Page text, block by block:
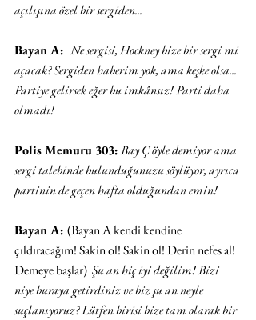
açılışına özel bir sergiden...
Bayan A: Ne sergisi, Hockney bize bir sergi mi
açacak? Sergiden haberim yok, ama keşke olsa...
Partiye gelirsek eğer bu imkânsız! Parti daha
olmadı!
Polis Memuru 303:Bay Ç öyle demiyor ama
sergi talebinde bulunduğunuzu söylüyor, ayrıca
partinin de geçen hafta olduğundan emin!
Bayan A: (Bayan A kendi kendine
çıldıracağım! Sakin ol! Sakin ol! Derin nefes al!
Demeye başlar) Şu an hiç iyi değilim! Bizi
niye buraya getirdiniz ve biz şu an neyle
suçlanıyoruz? Lütfen birisi bize tam olarak bir